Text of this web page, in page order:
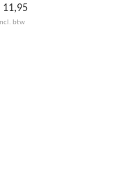
11,95
Incl. btw